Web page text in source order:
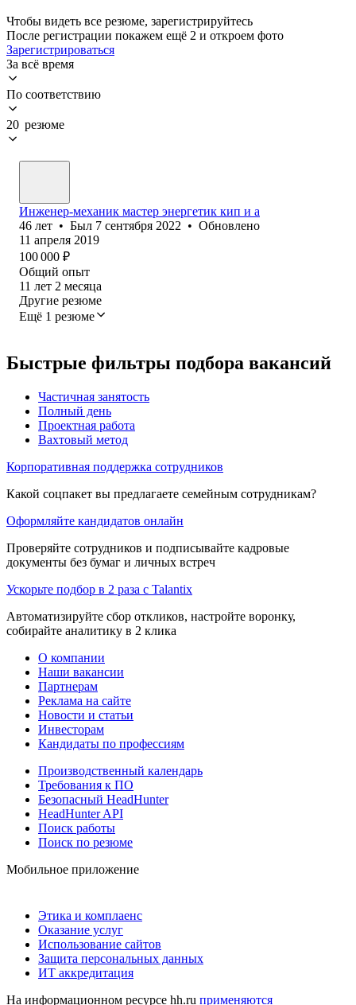
Чтобы видеть все резюме, зарегистрируйтесь
После регистрации покажем ещё 2 и откроем фото
Зарегистрироваться
За всё время
По соответствию
20 резюме
Инженер-механик мастер энергетик кип и а
46 лет • Был 7 сентября 2022 • Обновлено
11 апреля 2019
100 000 ₽
Общий опыт
11 лет 2 месяца
Другие резюме
Ещё 1 резюме
Быстрые фильтры подбора вакансий
Частичная занятость
Полный день
Проектная работа
Вахтовый метод
Корпоративная поддержка сотрудников
Какой соцпакет вы предлагаете семейным сотрудникам?
Оформляйте кандидатов онлайн
Проверяйте сотрудников и подписывайте кадровые
документы без бумаг и личных встреч
Ускорьте подбор в 2 раза с Talantix
Автоматизируйте сбор откликов, настройте воронку,
собирайте аналитику в 2 клика
О компании
Наши вакансии
Партнерам
Реклама на сайте
Новости и статьи
Инвесторам
Кандидаты по профессиям
Производственный календарь
Требования к ПО
Безопасный HeadHunter
HeadHunter API
Поиск работы
Поиск по резюме
Мобильное приложение
Этика и комплаенс
Оказание услуг
Использование сайтов
Защита персональных данных
ИТ аккредитация
На информационном ресурсе hh.ru применяются